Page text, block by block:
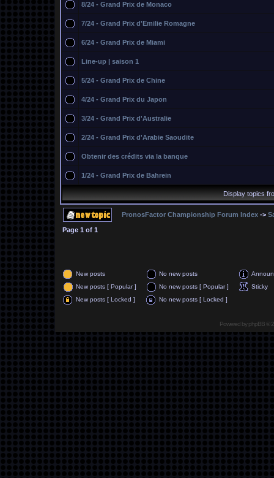
8/24 - Grand Prix de Monaco
7/24 - Grand Prix d'Emilie Romagne
6/24 - Grand Prix de Miami
Line-up | saison 1
5/24 - Grand Prix de Chine
4/24 - Grand Prix du Japon
3/24 - Grand Prix d'Australie
2/24 - Grand Prix d'Arabie Saoudite
Obtenir des crédits via la banque
1/24 - Grand Prix de Bahrein
Display topics
PronosFactor Championship Forum Index ->
Page 1 of 1
New posts No new posts
New posts [ Popular ]
No new posts [ Popular ]
Sticky
New posts [ Locked ]
No new posts [ Locked ]
Powered byphpBB©